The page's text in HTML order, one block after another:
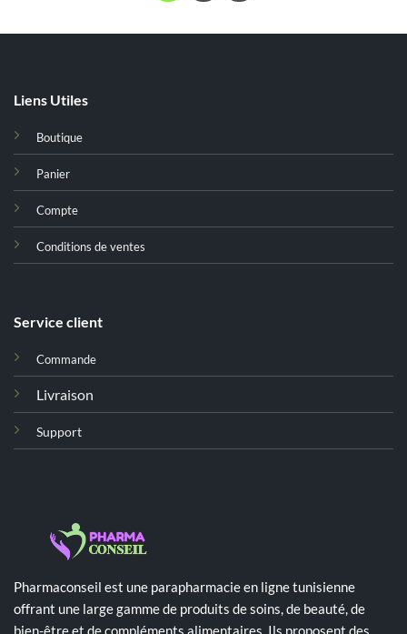
Liens Utiles
Boutique
Panier
Compte
Conditions de ventes
Service client
Commande
Livraison
Support
Pharmaconseil est une parapharmacie en ligne tunisienne
offrant une large gamme de produits de soins, de beauté, de
bien-être et de compléments alimentaires. Ils proposent des